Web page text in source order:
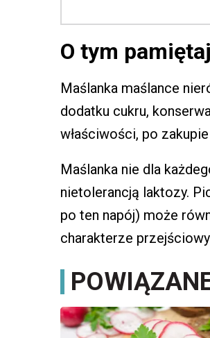
O tym
Maślanka maślance
dodatku cukru,
właściwości, po
Maślanka nie dla
nietolerancją laktozy.
po ten napój) może
charakterze